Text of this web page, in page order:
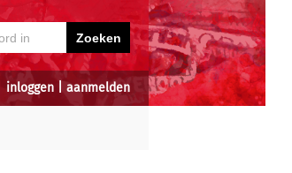
inloggen aanmelden